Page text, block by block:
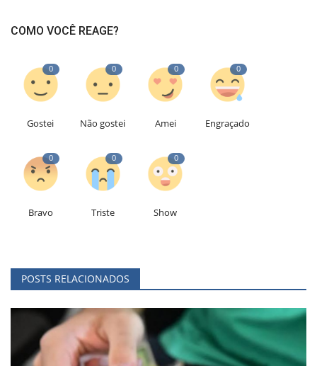
COMO VOCÊ REAGE?
0
Gostei
0
Não gostei
0
Amei
0
Engraçado
0
Bravo
0
Triste
0
Show
POSTS RELACIONADOS